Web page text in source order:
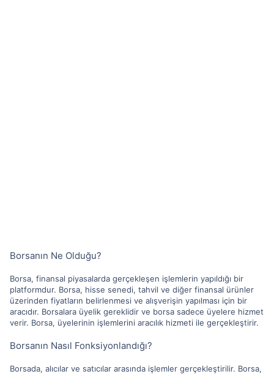
Borsanın Ne Olduğu?
Borsa, finansal piyasalarda gerçekleşen işlemlerin yapıldığı bir
platformdur. Borsa, hisse senedi, tahvil ve diğer finansal ürünler
üzerinden fiyatların belirlenmesi ve alışverişin yapılması için bir
aracıdır. Borsalara üyelik gereklidir ve borsa sadece üyelere hizmet
verir. Borsa, üyelerinin işlemlerini aracılık hizmeti ile gerçekleştirir.
Borsanın Nasıl Fonksiyonlandığı?
Borsada, alıcılar ve satıcılar arasında işlemler gerçekleştirilir. Borsa,